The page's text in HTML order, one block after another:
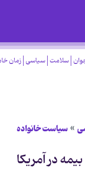
سلامت سیاسی زمان
سیاست خانواده
در آمریکا